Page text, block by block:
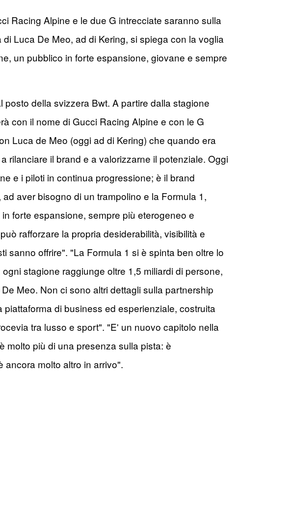
Racing Alpine e le due G intrecciate saranno sulla
Luca De Meo, ad di Kering, si spiega con la voglia
un pubblico in forte espansione, giovane e sempre
della svizzera Bwt. A partire dalla stagione
con il nome di Gucci Racing Alpine e con le G
Luca de Meo (oggi ad di Kering) che quando era
rilanciare il brand e a valorizzarne il potenziale. Oggi
e i piloti in continua progressione; è il brand
aver bisogno di un trampolino e la Formula 1,
forte espansione, sempre più eterogeneo e
rafforzare la propria desiderabilità, visibilità e
sanno offrire". "La Formula 1 si è spinta ben oltre lo
stagione raggiunge oltre 1,5 miliardi di persone,
Meo. Non ci sono altri dettagli sulla partnership
di business ed esperienziale, costruita
tra lusso e sport". "E' un nuovo capitolo nella
molto più di una presenza sulla pista: è
molto altro in arrivo".